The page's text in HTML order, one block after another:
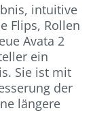
intuitive
Flips, Rollen
Avata 2
ein
Sie ist mit
der
längere